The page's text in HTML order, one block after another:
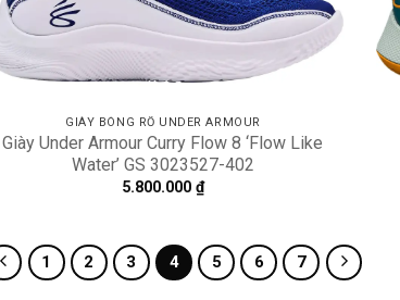
GIÀY BÓNG RỔ UNDER ARMOUR
Giày Under Armour Curry Flow 8 ‘Flow Like
Water’ GS 3023527-402
5.800.000 ₫
1 2 3 4 5 6 7